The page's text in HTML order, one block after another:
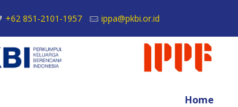
+62 851-2101-1957 ippa@pkbi.or.id
Home